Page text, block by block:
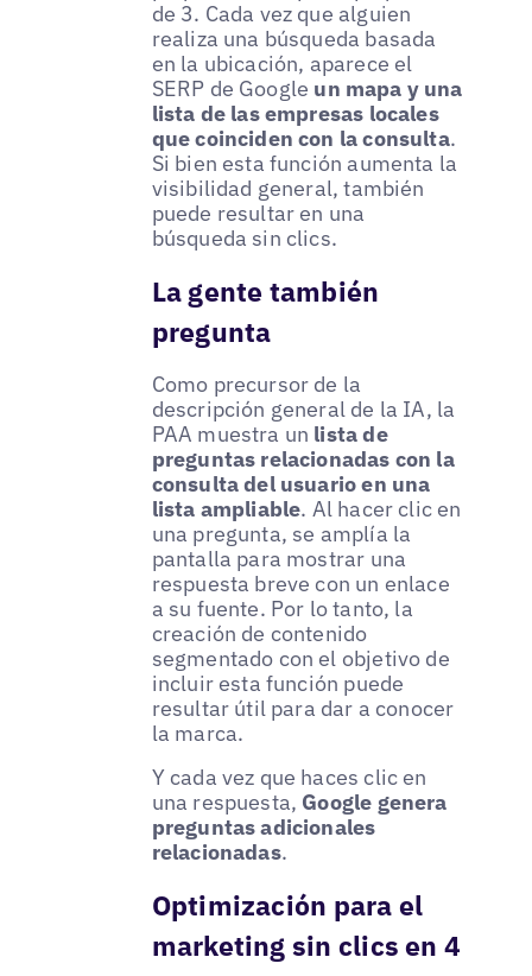
de 3. Cada vez que alguien
realiza una búsqueda basada
en la ubicación, aparece el
SERP de Google un mapa y una
lista de las empresas locales
que coinciden con la consulta.
Si bien esta función aumenta la
visibilidad general, también
puede resultar en una
búsqueda sin clics.
La gente también
pregunta
Como precursor de la
descripción general de la IA, la
PAA muestra un lista de
preguntas relacionadas con la
consulta del usuario en una
lista ampliable. Al hacer clic en
una pregunta, se amplía la
pantalla para mostrar una
respuesta breve con un enlace
a su fuente. Por lo tanto, la
creación de contenido
segmentado con el objetivo de
incluir esta función puede
resultar útil para dar a conocer
la marca.
Y cada vez que haces clic en
una respuesta, Google genera
preguntas adicionales
relacionadas.
Optimización para el
marketing sin clics en 4